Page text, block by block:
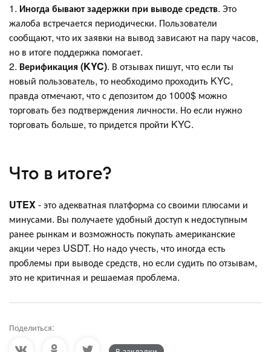
1. Иногда бывают задержки при выводе средств. Это
жалоба встречается периодически. Пользователи
сообщают, что их заявки на вывод зависают на пару часов,
но в итоге поддержка помогает.
2. Верификация (KYC). В отзывах пишут, что если ты
новый пользователь, то необходимо проходить KYC,
правда отмечают, что с депозитом до 1000$ можно
торговать без подтверждения личности. Но если нужно
торговать больше, то придется пройти KYC.
Что в итоге?
UTEX - это адекватная платформа со своими плюсами и
минусами. Вы получаете удобный доступ к недоступным
ранее рынкам и возможность покупать американские
акции через USDT. Но надо учесть, что иногда есть
проблемы при выводе средств, но если судить по отзывам,
это не критичная и решаемая проблема.
Поделиться: